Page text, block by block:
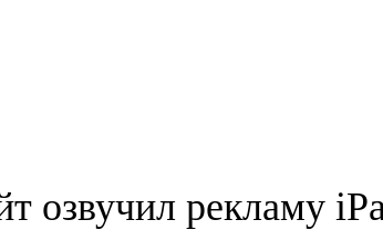
озвучил рекламу